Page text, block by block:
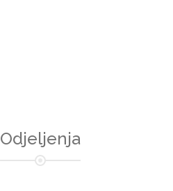
Odjeljenja